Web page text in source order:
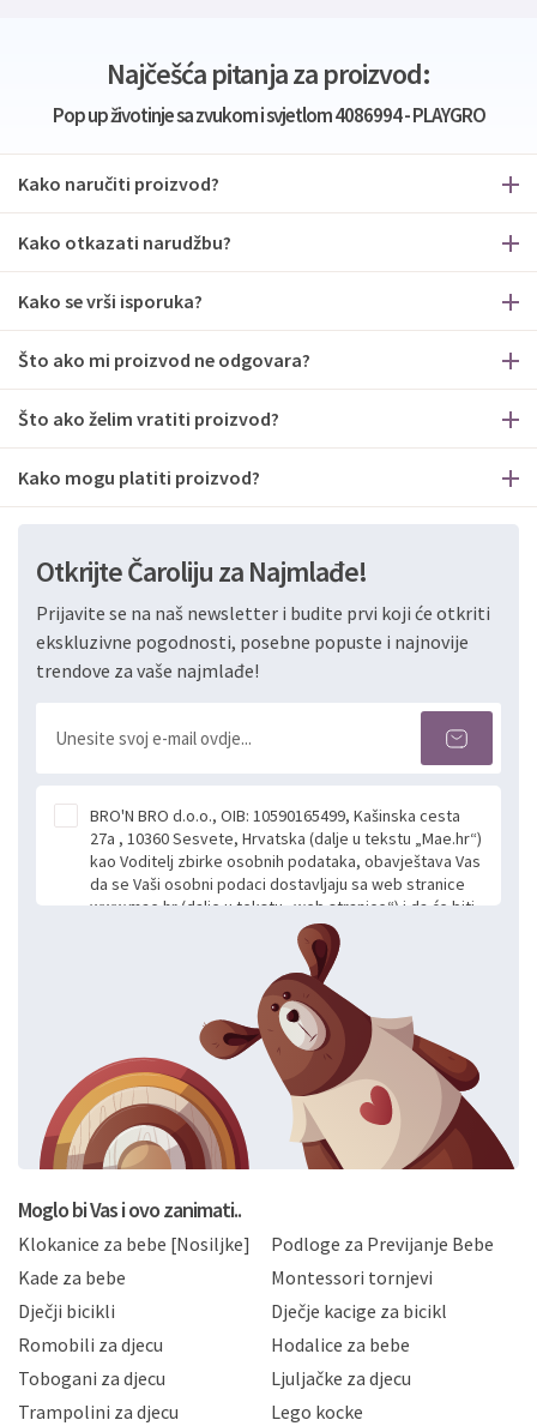
Najčešća pitanja za proizvod:
Pop up životinje sa zvukom i svjetlom 4086994 - PLAYGRO
Kako naručiti proizvod?
Kako otkazati narudžbu?
Kako se vrši isporuka?
Što ako mi proizvod ne odgovara?
Što ako želim vratiti proizvod?
Kako mogu platiti proizvod?
Otkrijte Čaroliju za Najmlađe!
Prijavite se na naš newsletter i budite prvi koji će otkriti
ekskluzivne pogodnosti, posebne popuste i najnovije
trendove za vaše najmlađe!
BRO'N BRO d.o.o., OIB: 10590165499, Kašinska cesta
27a , 10360 Sesvete, Hrvatska (dalje u tekstu „Mae.hr“)
kao Voditelj zbirke osobnih podataka, obavještava Vas
da se Vaši osobni podaci dostavljaju sa web stranice
www.mae.hr (dalje u tekstu „web stranice“) i da će biti
obrađeni. Prihvaćanjem ove Izjave smatra se da
slobodno i izričito dajete privolu za prikupljanje i daljnju
obradu Vaših osobnih podataka koje ustupate Mae.hr
putem ovih web stranica u svrhu odgovora i daljnje
komunikacije na Vaš upit poslan kroz kontakt obrazac.
Radi se o dobrovoljnom davanju podataka te ovu
Izjavu niste dužni prihvatiti odnosno niste dužni unositi
svoje osobne podatke u jednu od prijavnih
formi/obrazaca dostupnih na ovim web stranicama.
BRO'N BRO d.o.o. će s Vašim osobnim podacima
postupati sukladno Općoj uredbi o zaštiti podataka
privatnosti i kolačića koju možete pročitati ovdje i
Hrvatske, a uvijek uz primjenu odgovarajućih tehničkih i
sigurnosnih mjera zaštite osobnih podataka od
neovlaštenog pristupa, zlouporabe, otkrivanja,
gubitka ili uništenja. Mae.hr štiti privatnost svojih
korisnika i posjetitelja web stranica, čuva povjerljivost
Vaših osobnih podataka te omogućava pristup i
priopćavanje osobnih podataka samo onim svojim
zaposlenicima kojima su isti potrebni radi provedbe
Moglo bi Vas i ovo zanimati..
Klokanice za bebe [Nosiljke]
Podloge za Previjanje Bebe
Kade za bebe
Montessori tornjevi
Dječji bicikli
Dječje kacige za bicikl
Romobili za djecu
Hodalice za bebe
Tobogani za djecu
Ljuljačke za djecu
Trampolini za djecu
Lego kocke